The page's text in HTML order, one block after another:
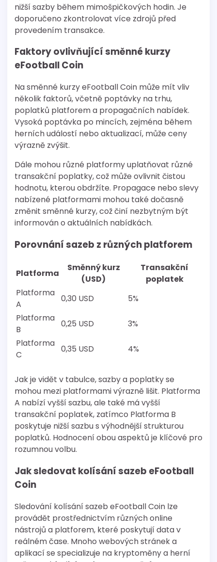
nižší sazby během mimošpičkových hodin. Je
doporučeno zkontrolovat více zdrojů před
provedením transakce.
Faktory ovlivňující směnné kurzy
eFootball Coin
Na směnné kurzy eFootball Coin může mít vliv
několik faktorů, včetně poptávky na trhu,
poplatků platforem a propagačních nabídek.
Vysoká poptávka po mincích, zejména během
herních událostí nebo aktualizací, může ceny
výrazně zvýšit.
Dále mohou různé platformy uplatňovat různé
transakční poplatky, což může ovlivnit čistou
hodnotu, kterou obdržíte. Propagace nebo slevy
nabízené platformami mohou také dočasně
změnit směnné kurzy, což činí nezbytným být
informován o aktuálních nabídkách.
Porovnání sazeb z různých platforem
Platforma
Směnný kurz
(USD)
Transakční
poplatek
Platforma
A
0,30 USD
5%
Platforma
B
0,25 USD
3%
Platforma
C
0,35 USD 4%
Jak je vidět v tabulce, sazby a poplatky se
mohou mezi platformami výrazně lišit. Platforma
A nabízí vyšší sazbu, ale také má vyšší
transakční poplatek, zatímco Platforma B
poskytuje nižší sazbu s výhodnější strukturou
poplatků. Hodnocení obou aspektů je klíčové pro
rozumnou volbu.
Jak sledovat kolísání sazeb eFootball
Coin
Sledování kolísání sazeb eFootball Coin lze
provádět prostřednictvím různých online
nástrojů a platforem, které poskytují data v
reálném čase. Mnoho webových stránek a
aplikací se specializuje na kryptoměny a herní